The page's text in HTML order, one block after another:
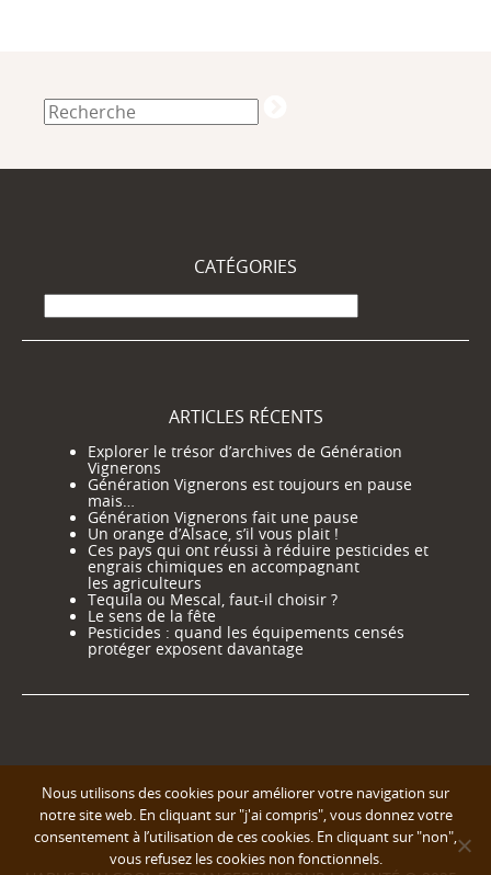
CATÉGORIES
Catégories
ARTICLES RÉCENTS
Explorer le trésor d’archives de Génération
Vignerons
Génération Vignerons est toujours en pause
mais…
Génération Vignerons fait une pause
Un orange d’Alsace, s’il vous plait !
Ces pays qui ont réussi à réduire pesticides et
engrais chimiques en accompagnant
les agriculteurs
Tequila ou Mescal, faut-il choisir ?
Le sens de la fête
Pesticides : quand les équipements censés
protéger exposent davantage
Nous utilisons des cookies pour améliorer votre navigation sur
notre site web. En cliquant sur "j'ai compris", vous donnez votre
consentement à l’utilisation de ces cookies. En cliquant sur "non",
vous refusez les cookies non fonctionnels.